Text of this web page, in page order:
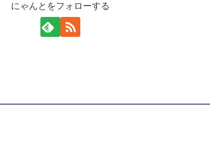
にゃんとをフォローする